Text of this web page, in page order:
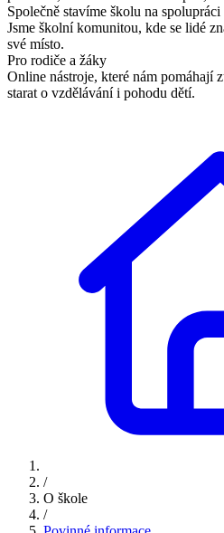
Společně stavíme školu na
Jsme školní komunitou, kde se lidé
své místo.
Pro rodiče a žáky
Online nástroje, které nám pomáhají
starat o vzdělávání i pohodu dětí.
/
O škole
/